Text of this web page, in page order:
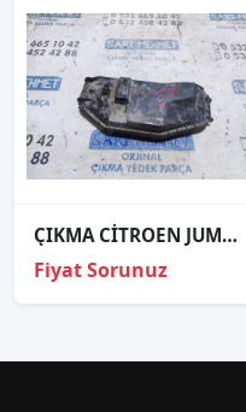
ÇIKMA CİTROEN JUMPER SAĞ FAR KAPAĞI
Fiyat Sorunuz